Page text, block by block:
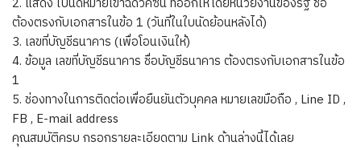
ต้องตรงกับเอกสารในข้อ 1 (วันที่ในใบนัดย้อนหลังได้)
3. เลขที่บัญชีธนาคาร (เพื่อโอนเงินให้)
4. ข้อมูล เลขที่บัญชีธนาคาร ชื่อบัญชีธนาคาร ต้องตรงกับเอกสารในข้อ
1
5. ช่องทางในการติดต่อเพื่อยืนยันตัวบุคคล หมายเลขมือถือ , Line ID ,
FB , E-mail address
คุณสมบัติครบ กรอกรายละเอียดตาม Link ด้านล่างนี้ได้เลย